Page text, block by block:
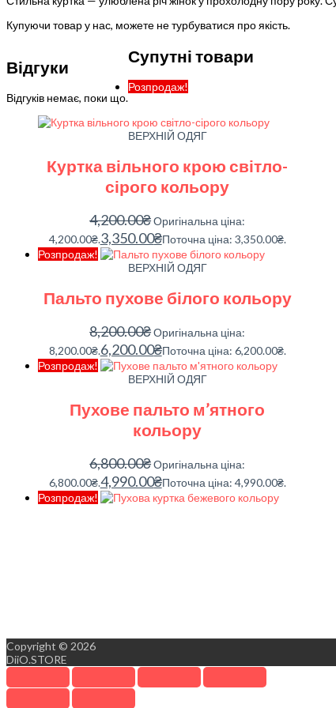
Купуючи товар у нас, можете не турбуватися про якість.
Відгуки
Відгуків немає, поки що.
Супутні товари
Розпродаж!
ВЕРХНІЙ ОДЯГ
Куртка вільного крою світло-
сірого кольору
4,200.00₴Оригінальна ціна:
4,200.00₴.3,350.00₴Поточна ціна: 3,350.00₴.
Розпродаж!
ВЕРХНІЙ ОДЯГ
Пальто пухове білого кольору
8,200.00₴Оригінальна ціна:
8,200.00₴.6,200.00₴Поточна ціна: 6,200.00₴.
Розпродаж!
ВЕРХНІЙ ОДЯГ
Пухове пальто м’ятного
кольору
6,800.00₴Оригінальна ціна:
6,800.00₴.4,990.00₴Поточна ціна: 4,990.00₴.
Розпродаж!
Copyright © 2026
DiiO.STORE